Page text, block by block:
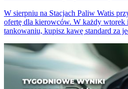
W sierpniu na Stacjach Paliw Watis
ofertę dla kierowców. W każdy wtorek
tankowaniu, kupisz kawę standard za